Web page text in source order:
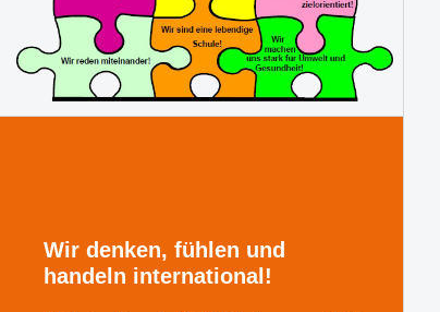
Wir denken, fühlen und
handeln international!